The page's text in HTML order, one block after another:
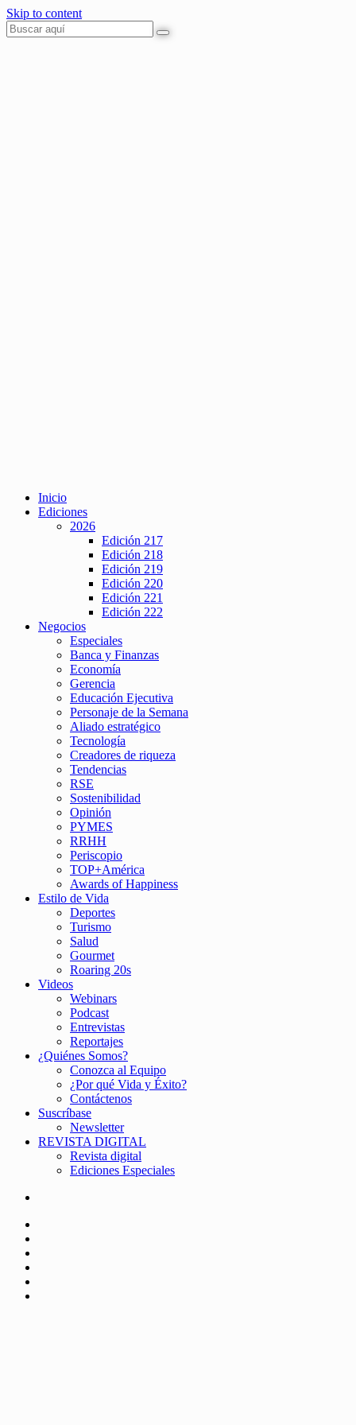
Skip to content
Inicio
Ediciones
2026
Edición 217
Edición 218
Edición 219
Edición 220
Edición 221
Edición 222
Negocios
Especiales
Banca y Finanzas
Economía
Gerencia
Educación Ejecutiva
Personaje de la Semana
Aliado estratégico
Tecnología
Creadores de riqueza
Tendencias
RSE
Sostenibilidad
Opinión
PYMES
RRHH
Periscopio
TOP+América
Awards of Happiness
Estilo de Vida
Deportes
Turismo
Salud
Gourmet
Roaring 20s
Videos
Webinars
Podcast
Entrevistas
Reportajes
¿Quiénes Somos?
Conozca al Equipo
¿Por qué Vida y Éxito?
Contáctenos
Suscríbase
Newsletter
REVISTA DIGITAL
Revista digital
Ediciones Especiales